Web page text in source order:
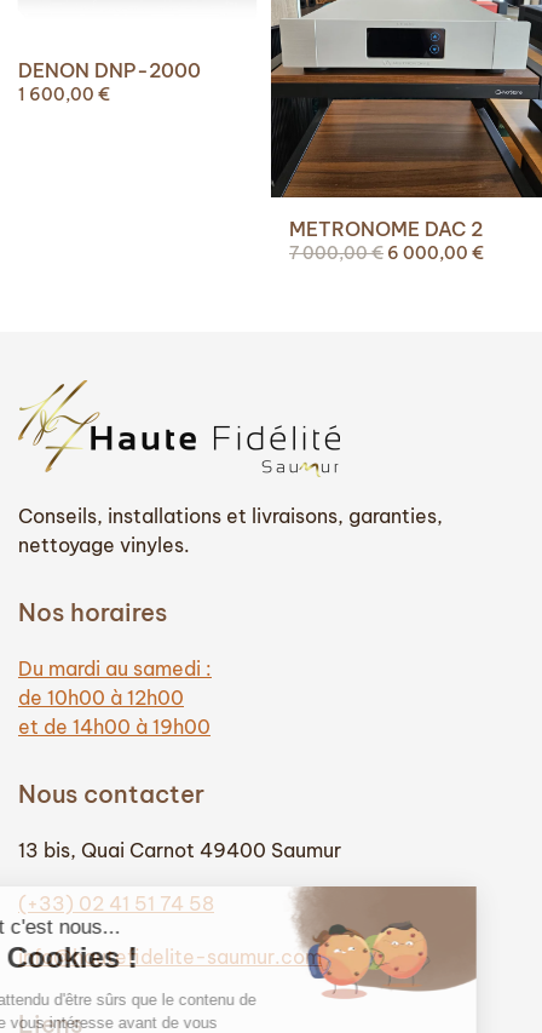
DENON DNP-2000
1 600,00 €
METRONOME DAC 2
7 000,00€ Le
6 000,00 €Le
Conseils, installations et livraisons, garanties,
nettoyage vinyles.
Nos horaires
Du mardi au samedi :
de 10h00 à 12h00
et de 14h00 à 19h00
Nous contacter
13 bis, Quai Carnot 49400 Saumur
(+33) 02 41 51 74 58
info@hautefidelite-saumur.com
Liens